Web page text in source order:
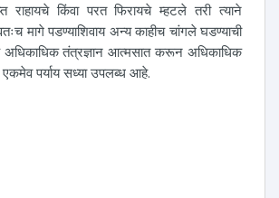
राहायचे किंवा परत फिरायचे म्हटले तरी त्याने
मागे पडण्याशिवाय अन्य काहीच चांगले घडण्याची
अधिकाधिक तंत्रज्ञान आत्मसात करून अधिकाधिक
एकमेव पर्याय सध्या उपलब्ध आहे.